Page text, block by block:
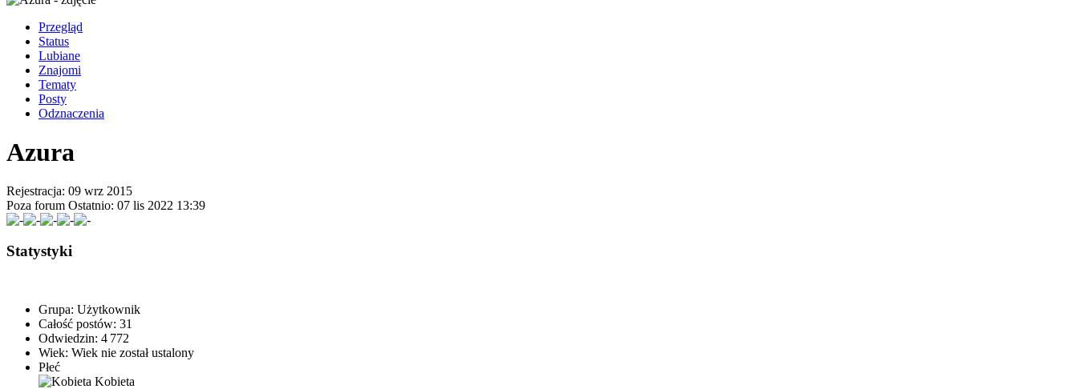
Przegląd
Status
Lubiane
Znajomi
Tematy
Posty
Odznaczenia
Azura
Rejestracja: 09 wrz 2015
Poza forum Ostatnio: 07 lis 2022 13:39
Statystyki
Grupa: Użytkownik
Całość postów: 31
Odwiedzin: 4 772
Wiek: Wiek nie został ustalony
Płeć
Kobieta